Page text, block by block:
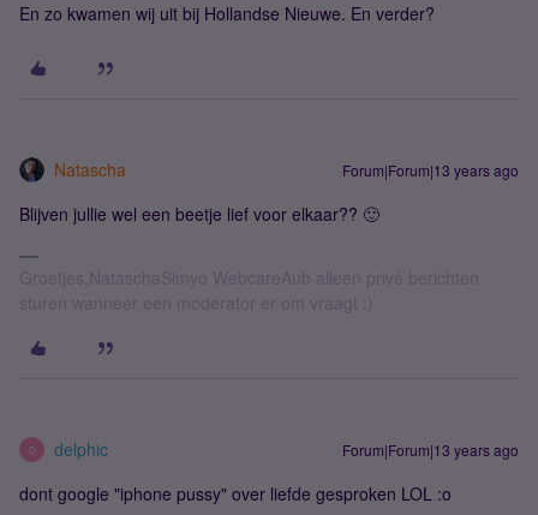
En zo kwamen wij uit bij Hollandse Nieuwe. En verder?
Natascha Forum|Forum|13 years ago
Blijven jullie wel een beetje lief voor elkaar?? 🙂
Groetjes,NataschaSimyo WebcareAub alleen privé berichten
sturen wanneer een moderator er om vraagt :)
D delphic Forum|Forum|13 years ago
dont google "iphone pussy" over liefde gesproken LOL :o